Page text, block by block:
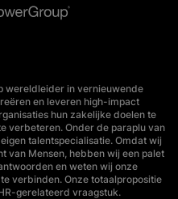
wereldleider in vernieuwende
en leveren high-impact
hun zakelijke doelen te
verbeteren. Onder de paraplu van
talentspecialisatie. Omdat wij
van Mensen, hebben wij een palet
en weten wij onze
verbinden. Onze totaalpropositie
gerelateerd vraagstuk.